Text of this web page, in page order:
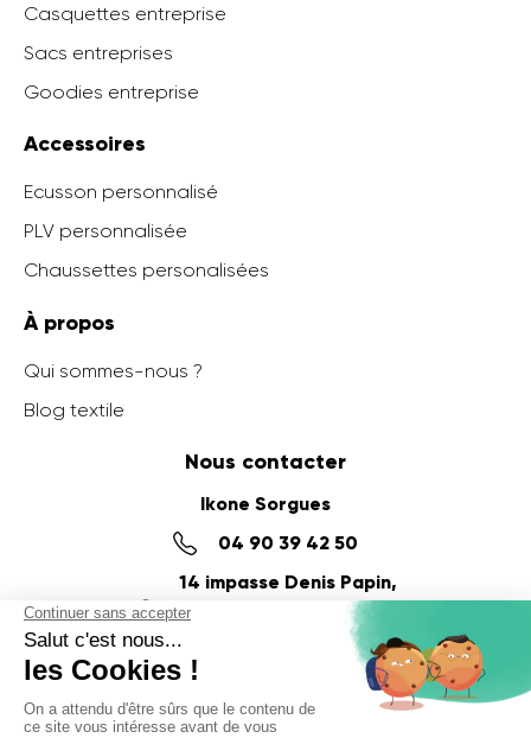
Casquettes entreprise
Sacs entreprises
Goodies entreprise
Accessoires
Ecusson personnalisé
PLV personnalisée
Chaussettes personalisées
À propos
Qui sommes-nous ?
Blog textile
Nous contacter
Ikone Sorgues
04 90 39 42 50
14 impasse Denis Papin,
ZI du Fournalet
84700 SORGUES
03 56 57 57 60